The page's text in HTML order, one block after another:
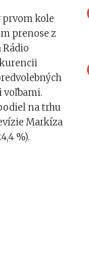
prvom kole
prenose z
na trhu
Markíza
%).